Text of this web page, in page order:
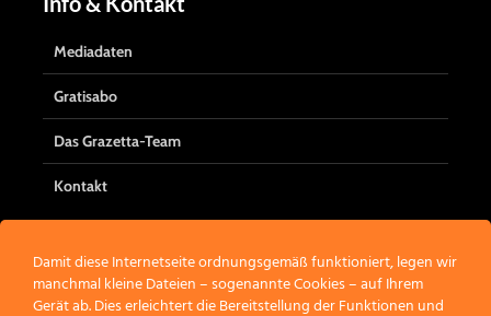
Mediadaten
Gratisabo
Das Grazetta-Team
Kontakt
Werbung
Damit diese Internetseite ordnungsgemäß funktioniert, legen wir
manchmal kleine Dateien – sogenannte Cookies – auf Ihrem
Gerät ab. Dies erleichtert die Bereitstellung der Funktionen und